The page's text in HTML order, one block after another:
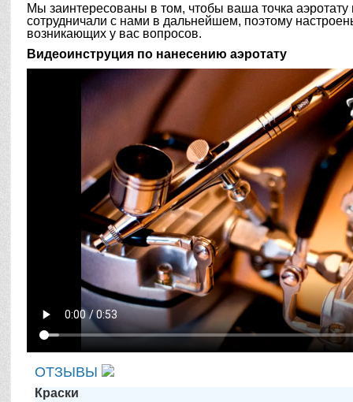
Мы заинтересованы в том, чтобы ваша точка
сотрудничали с нами в дальнейшем, поэтому
возникающих у вас вопросов.
Видеоинструция по нанесению аэротату
ОТЗЫВЫ
Краски